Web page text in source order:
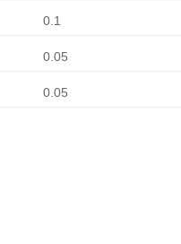
0.1
0.05
0.05